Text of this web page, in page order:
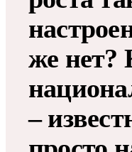
же нет?
–